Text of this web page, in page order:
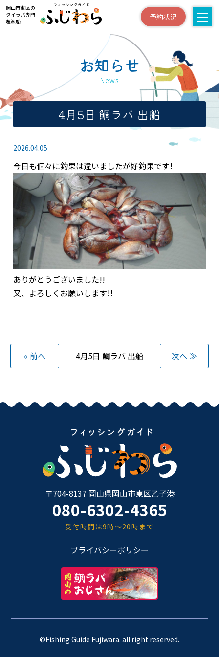
岡山市東区の
タイラバ専門
遊漁船
予約状況
お知らせ
News
4月5日 鯛ラバ 出船
2026.04.05
今日も個々に釣果は違いましたが好釣果です!
ありがとうございました!!
又、よろしくお願いします!!
« 前へ 4月5日 鯛ラバ 出船 次へ ≫
〒704-8137 岡山県岡山市東区乙子港
080-6302-4365
受付時間は9時～20時まで
プライバシーポリシー
©Fishing Guide Fujiwara. all right reserved.